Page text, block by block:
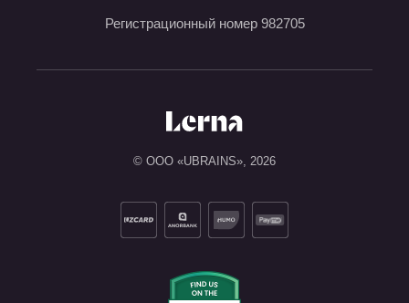
Регистрационный номер 982705
© ООО «UBRAINS», 2026